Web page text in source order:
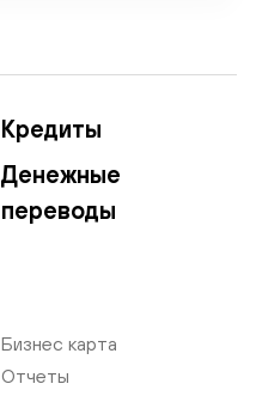
Кредиты
Денежные
переводы
Бизнес карта
Отчеты